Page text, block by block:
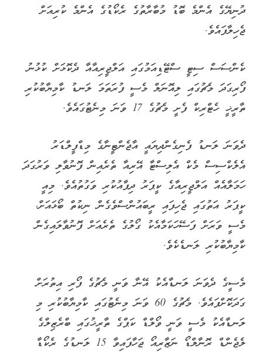
ދުނިޔޭގެ އެންމެ ބޮޑު މުބާރާތުގެ ރެކޯޑުގެ އެންމެ ކުރިއަށް
ޖެހިލާފައެވެ.
ކެންސަސް ސިޓީ ސްޓޭޑިއަމުގައި އަލްޖީރިއާއާ ދެކޮޅަށް ކުޅުނު
ފޯރިގަދަ މެޗުގައި ލިއޮނަލް މެސީ ފުރަތަމަ ލަނޑު ކާމިޔާބުކުރި
ތާރީޚީ ހެޓްރިކް ފެށީ މެޗުގެ 17 ވަނަ މިނެޓުގައެވެ.
ދެވަނަ ލަނޑު ފެނިގެންދިޔައީ އާޖެންޓީނާގެ މިޑްފީލްޑަރު
އެލެކްސިސް މެކް އެލިސްޓާ އޭރިއާ ތެރެއިން ފޮނުވާލި ވަރުގަދަ
ހަމަލާއެއް އަލްޖީރިއާގެ ކީޕަރު ދިފާއުކުރި ވަގުތުއެވެ. މިއީ
ކީޕަރު އަތުގައި ޖެހިފައި ރީބައުންސްވެގެން ނިކުތް ބޯޅައަށް،
މެސީ ވަރަށް ފަސޭހަކަމާއެކު ގޯލުގެ ތެރެއަށް ފޮނުވާލައިގެން
ކާމިޔާބުކުރި ލަނޑެކެވެ.
މެސީގެ ދެވަނަ ލަނޑާއެކު އޭނާ ވަނީ މެޗުގެ ފޯރި އިތުރަށް
ގަދަކޮށްފައެވެ. މެޗުގެ 60 ވަނަ މިނެޓުގައި ކާމިޔާބުކުރި މި
ލަނޑާއެކު މެސީ ވަނީ ވޯލްޑް ކަޕްގެ ތާރީޚުގައި ބްރެޒިލްގެ
ލެޖެންޑް ރޮނާލްޑޯ ނަޒާރިއޯ ޖަހާފައިވާ 15 ލަނޑުގެ ރެކޯޑާ